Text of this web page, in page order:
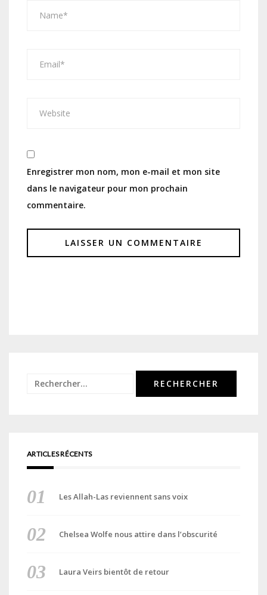
Enregistrer mon nom, mon e-mail et mon site
dans le navigateur pour mon prochain
commentaire.
Rechercher :
ARTICLES RÉCENTS
Les Allah-Las reviennent sans voix
Chelsea Wolfe nous attire dans l’obscurité
Laura Veirs bientôt de retour